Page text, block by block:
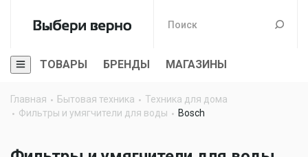
ТОВАРЫ БРЕНДЫ МАГАЗИНЫ
Главная Бытовая техника
Техника для дома
Фильтры и умягчители для воды
Bosch